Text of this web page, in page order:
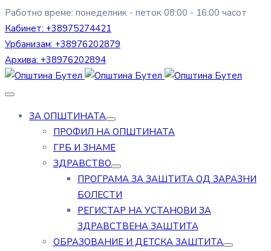
Работно време: понеделник - петок 08:00 - 16:00 часот
Кабинет: +38975274421
Урбанизам: +38976202879
Архива: +38976202894
ЗА ОПШТИНАТА
ПРОФИЛ НА ОПШТИНАТА
ГРБ И ЗНАМЕ
ЗДРАВСТВО
ПРОГРАМА ЗА ЗАШТИТА ОД ЗАРАЗНИ
БОЛЕСТИ
РЕГИСТАР НА УСТАНОВИ ЗА
ЗДРАВСТВЕНА ЗАШТИТА
ОБРАЗОВАНИЕ И ДЕТСКА ЗАШТИТА